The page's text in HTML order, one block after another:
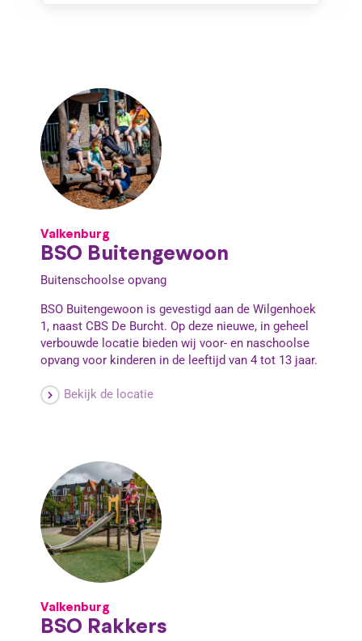
Valkenburg
BSO Buitengewoon
Buitenschoolse opvang
BSO Buitengewoon is gevestigd aan de Wilgenhoek
1, naast CBS De Burcht. Op deze nieuwe, in geheel
verbouwde locatie bieden wij voor- en naschoolse
opvang voor kinderen in de leeftijd van 4 tot 13 jaar.
Bekijk de locatie
Valkenburg
BSO Rakkers